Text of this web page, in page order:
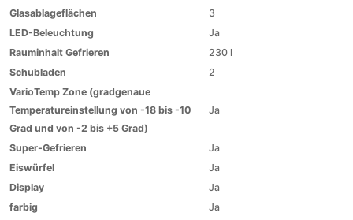
Glasablageflächen
3
LED-Beleuchtung
Ja
Rauminhalt Gefrieren
230 l
Schubladen
2
VarioTemp Zone (gradgenaue
Temperatureinstellung von -18 bis -10
Grad und von -2 bis +5 Grad)
Ja
Super-Gefrieren
Ja
Eiswürfel
Ja
Display
Ja
farbig
Ja